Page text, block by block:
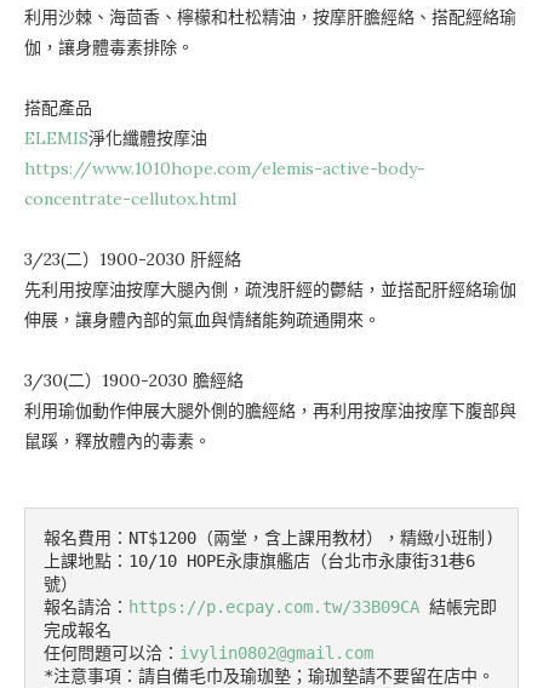
利用沙棘、海茴香、檸檬和杜松精油，按摩肝膽經絡、搭配經絡瑜
伽，讓身體毒素排除。
搭配產品
ELEMIS淨化纖體按摩油
https://www.1010hope.com/elemis-active-body-
concentrate-cellutox.html
3/23(二）1900-2030 肝經絡
先利用按摩油按摩大腿內側，疏洩肝經的鬱結，並搭配肝經絡瑜伽
伸展，讓身體內部的氣血與情緒能夠疏通開來。
3/30(二）1900-2030 膽經絡
利用瑜伽動作伸展大腿外側的膽經絡，再利用按摩油按摩下腹部與
鼠蹊，釋放體內的毒素。
報名費用：NT$1200（兩堂，含上課用教材），精緻小班制)
上課地點：10/10 HOPE永康旗艦店（台北市永康街31巷6
號）
報名請洽： https://p.ecpay.com.tw/33B09CA 結帳完即
完成報名
任何問題可以洽： ivylin0802@gmail.com
*注意事項：請自備毛巾及瑜珈墊；瑜珈墊請不要留在店中。